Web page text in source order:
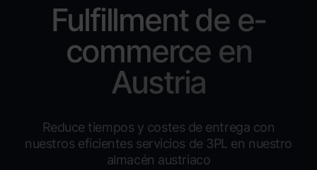
Fulfillment de e-
commerce en
Austria
Reduce tiempos y costes de entrega con
nuestros eficientes servicios de 3PL en nuestro
almacén austriaco